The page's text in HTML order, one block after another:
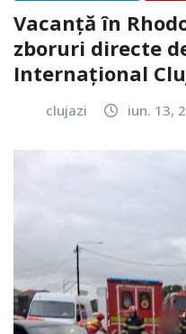
Vacanță în
zboruri directe
Internațional
clujazi iun. 13,